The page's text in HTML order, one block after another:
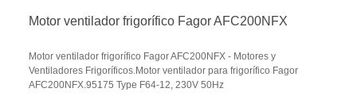
Motor ventilador frigorífico Fagor AFC200NFX
Motor ventilador frigorífico Fagor AFC200NFX - Motores y
Ventiladores Frigoríficos.Motor ventilador para frigorífico Fagor
AFC200NFX.95175 Type F64-12, 230V 50Hz